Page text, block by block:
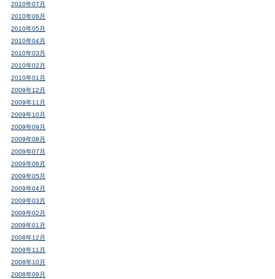
2010年07月
2010年06月
2010年05月
2010年04月
2010年03月
2010年02月
2010年01月
2009年12月
2009年11月
2009年10月
2009年09月
2009年08月
2009年07月
2009年06月
2009年05月
2009年04月
2009年03月
2009年02月
2009年01月
2008年12月
2008年11月
2008年10月
2008年09月